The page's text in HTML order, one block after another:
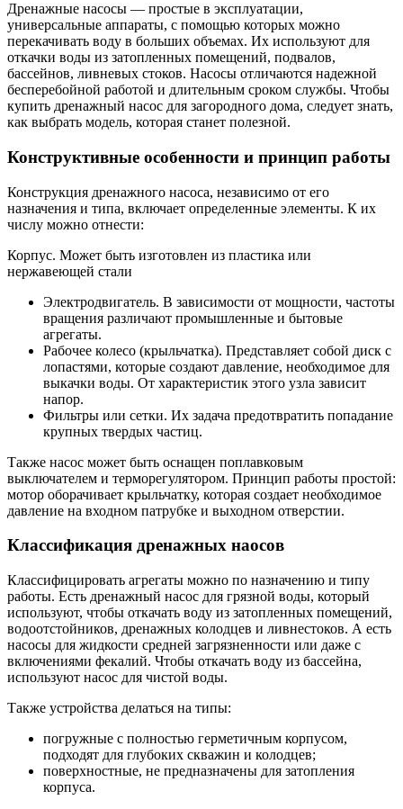
Дренажные насосы — простые в эксплуатации,
универсальные аппараты, с помощью которых можно
перекачивать воду в больших объемах. Их используют для
откачки воды из затопленных помещений, подвалов,
бассейнов, ливневых стоков. Насосы отличаются надежной
бесперебойной работой и длительным сроком службы. Чтобы
купить дренажный насос для загородного дома, следует знать,
как выбрать модель, которая станет полезной.
Конструктивные особенности и принцип работы
Конструкция дренажного насоса, независимо от его
назначения и типа, включает определенные элементы. К их
числу можно отнести:
Корпус. Может быть изготовлен из пластика или
нержавеющей стали
Электродвигатель. В зависимости от мощности, частоты
вращения различают промышленные и бытовые
агрегаты.
Рабочее колесо (крыльчатка). Представляет собой диск с
лопастями, которые создают давление, необходимое для
выкачки воды. От характеристик этого узла зависит
напор.
Фильтры или сетки. Их задача предотвратить попадание
крупных твердых частиц.
Также насос может быть оснащен поплавковым
выключателем и терморегулятором. Принцип работы простой:
мотор оборачивает крыльчатку, которая создает необходимое
давление на входном патрубке и выходном отверстии.
Классификация дренажных наосов
Классифицировать агрегаты можно по назначению и типу
работы. Есть дренажный насос для грязной воды, который
используют, чтобы откачать воду из затопленных помещений,
водоотстойников, дренажных колодцев и ливнестоков. А есть
насосы для жидкости средней загрязненности или даже с
включениями фекалий. Чтобы откачать воду из бассейна,
используют насос для чистой воды.
Также устройства делаться на типы:
погружные с полностью герметичным корпусом,
подходят для глубоких скважин и колодцев;
поверхностные, не предназначены для затопления
корпуса.